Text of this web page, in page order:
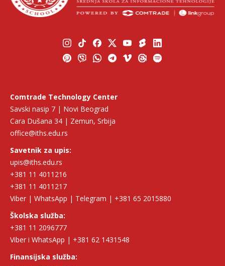
Comtrade Technology Center
Savski nasip 7 | Novi Beograd
Cara Dušana 34 | Zemun, Srbija
office@iths.edu.rs
Savetnik za upis:
upis@iths.edu.rs
+381 11 4011216
+381 11 4011217
Viber | WhatsApp | Telegram | +381 65 2015880
Školska služba:
+381 11 2096777
Viber i WhatsApp | +381 62 1431548
Finansijska služba: